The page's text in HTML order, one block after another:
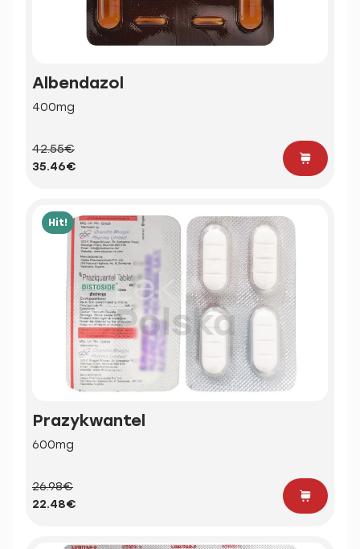
Albendazol
400mg
42.55€
35.46€
Hit!
Prazykwantel
600mg
26.98€
22.48€